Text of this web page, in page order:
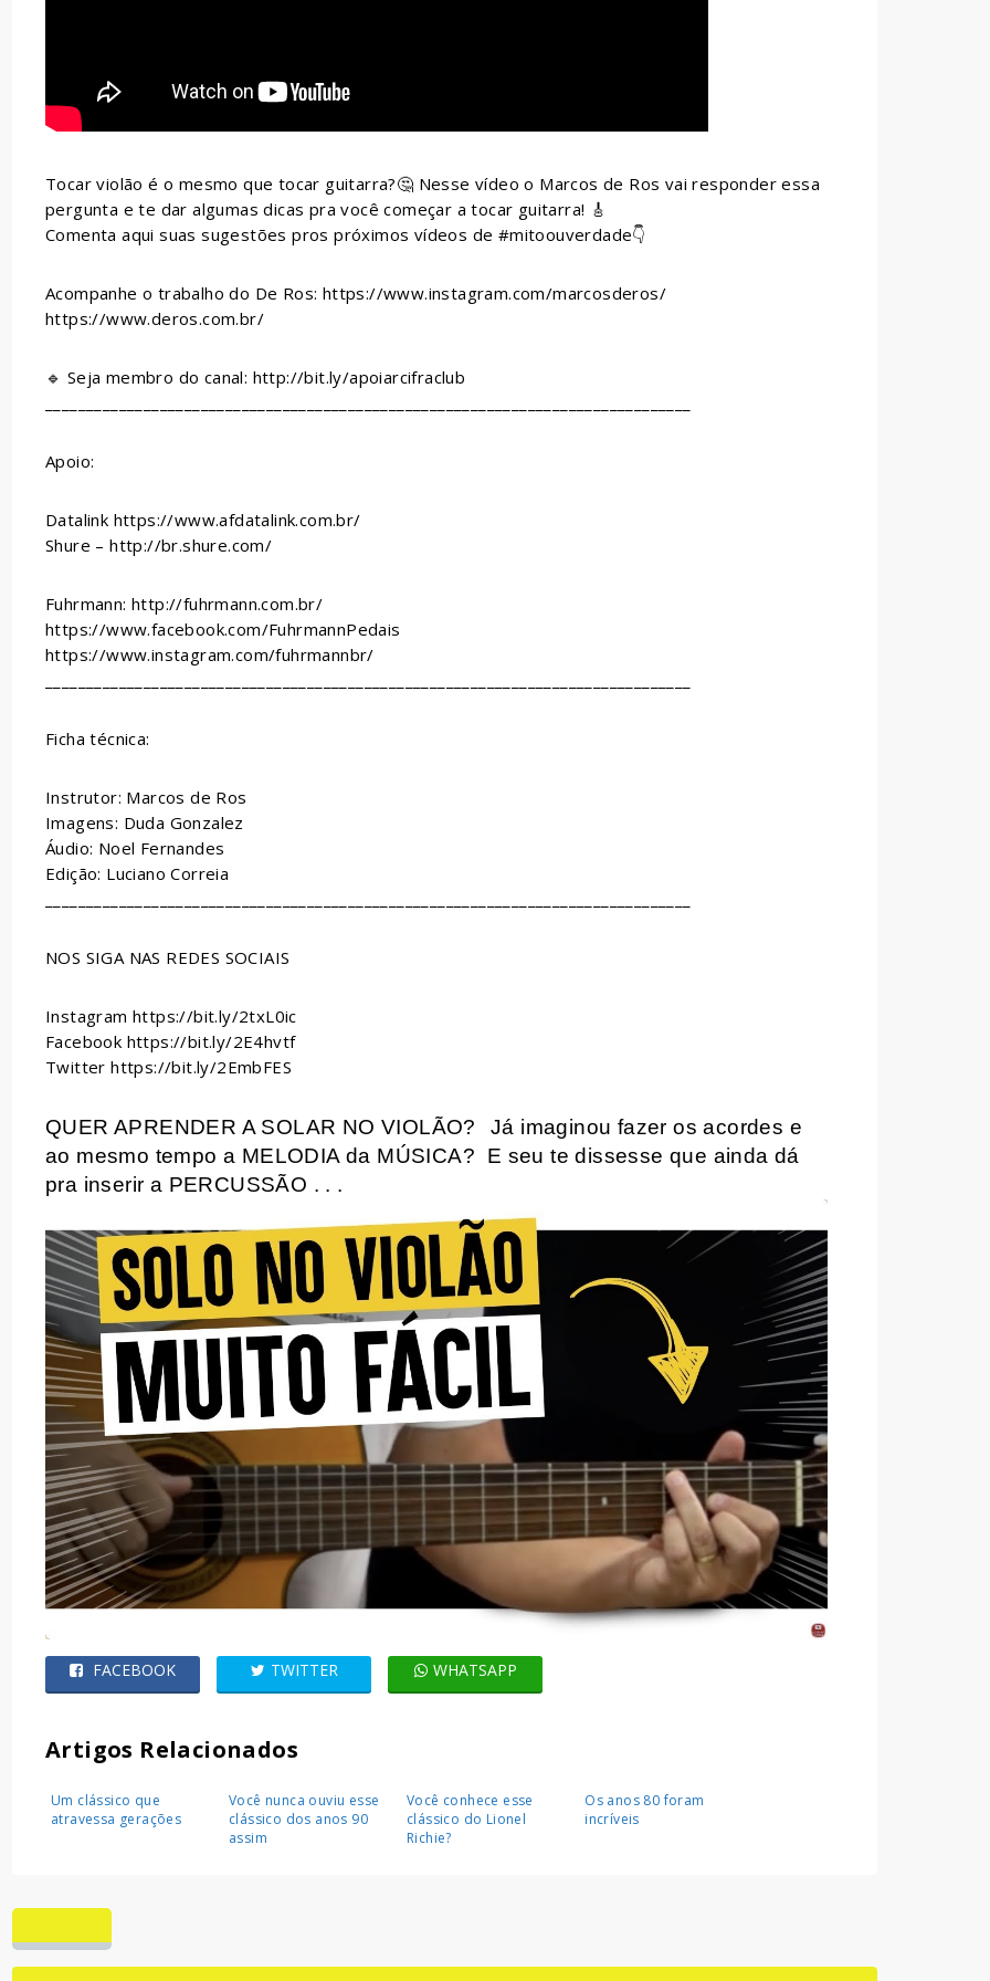
Tocar violão é o mesmo que tocar guitarra?🤔 Nesse vídeo o Marcos de Ros vai responder essa
pergunta e te dar algumas dicas pra você começar a tocar guitarra! 🎸
Comenta aqui suas sugestões pros próximos vídeos de #mitoouverdade👇
Acompanhe o trabalho do De Ros: https://www.instagram.com/marcosderos/
https://www.deros.com.br/
🔹 Seja membro do canal: http://bit.ly/apoiarcifraclub
Apoio:
Datalink https://www.afdatalink.com.br/
Shure – http://br.shure.com/
Fuhrmann: http://fuhrmann.com.br/
https://www.facebook.com/FuhrmannPedais
https://www.instagram.com/fuhrmannbr/
Ficha técnica:
Instrutor: Marcos de Ros
Imagens: Duda Gonzalez
Áudio: Noel Fernandes
Edição: Luciano Correia
NOS SIGA NAS REDES SOCIAIS
Instagram https://bit.ly/2txL0ic
Facebook https://bit.ly/2E4hvtf
Twitter https://bit.ly/2EmbFES
QUER APRENDER A SOLAR NO VIOLÃO?
Já imaginou fazer os acordes e
ao mesmo tempo a MELODIA da MÚSICA? E seu te dissesse que ainda dá
pra inserir a PERCUSSÃO . . .
FACEBOOK TWITTER WHATSAPP
Artigos Relacionados
Um clássico que
atravessa gerações
Você nunca ouviu esse
clássico dos anos 90
assim
Você conhece esse
clássico do Lionel
Richie?
Os anos 80 foram
incríveis